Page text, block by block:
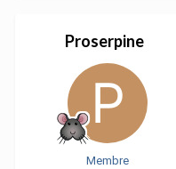
Proserpine
Membre